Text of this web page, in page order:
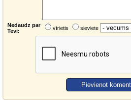
Nedaudz par
Tevi:
vīrietis sieviete